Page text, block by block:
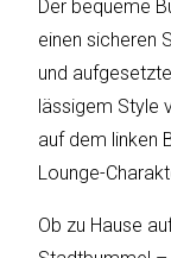
erstellen
erstellen
Der bequeme
einen sicheren
und
lässigem Style
auf dem linken
Lounge-
Ob zu Hause